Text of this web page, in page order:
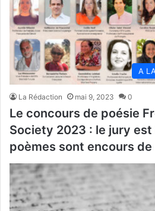
A
La Rédaction mai 9, 2023 0
Le concours de poésie
Society 2023 : le jury
poèmes sont encours